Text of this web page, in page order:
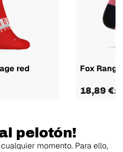
red
Fox
18,89 €
pelotón!
momento. Para ello,